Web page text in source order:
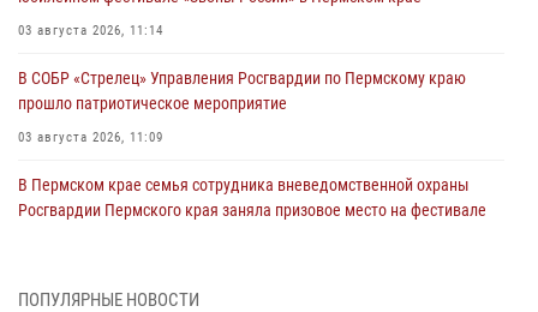
03 августа 2026, 11:14
В СОБР «Стрелец» Управления Росгвардии по Пермскому краю
прошло патриотическое мероприятие
03 августа 2026, 11:09
В Пермском крае семья сотрудника вневедомственной охраны
Росгвардии Пермского края заняла призовое место на фестивале
ПОПУЛЯРНЫЕ НОВОСТИ